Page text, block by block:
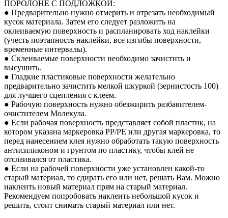
ПОРОЛОНЕ С ПОДЛОЖКОЙ:
● Предварительно нужно отмерить и отрезать необходимый
кусок материала. Затем его следует разложить на
оклеиваемую поверхность и распланировать ход наклейки
(учесть поэтапность наклейки, все изгибы поверхности,
временные интервалы).
● Склеиваемые поверхности необходимо зачистить и
высушить.
● Гладкие пластиковые поверхности желательно
предварительно зачистить мелкой шкуркой (зернистость 100)
для лучшего сцепления с клеем.
● Рабочую поверхность нужно обезжирить разбавителем-
очистителем Молекула.
● Если рабочая поверхность представляет собой пластик, на
котором указана маркеровка PP/PE или другая маркеровка, то
перед нанесением клея нужно обработать такую поверхность
антисиликоном и грунтом по пластику, чтобы клей не
отслаивался от пластика.
● Если на рабочей поверхности уже установлен какой-то
старый материал, то сдирать его или нет, решать Вам. Можно
наклеить новый материал прям на старый материал.
Рекомендуем попробовать наклеить небольшой кусок и
решить, стоит снимать старый материал или нет.